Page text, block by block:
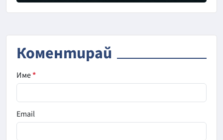
Коментирай
Име*
Email